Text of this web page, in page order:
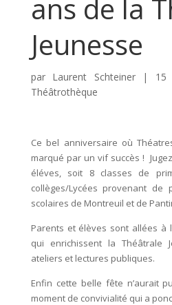
ans de la
Jeunesse
par Laurent Schteiner| 15
Théâtrothèque
Ce bel anniversaire où
marqué par un vif succès !
éléves, soit 8 classes de
collèges/Lycées provenant de
scolaires de Montreuil et de
Parents et élèves sont allées à
qui enrichissent la Théâtrale
ateliers et lectures publiques.
Enfin cette belle fête n’aurait
moment de convivialité qui a